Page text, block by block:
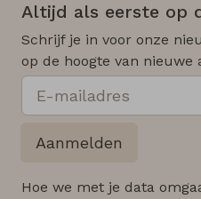
Altijd als eerste op
Schrijf je in voor onze
op de hoogte van nieuwe
Aanmelden
Hoe we met je data